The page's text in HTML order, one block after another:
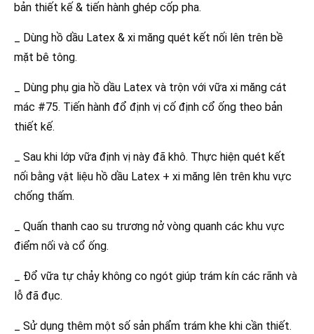
bản thiết kế & tiến hành ghép cốp pha.
_ Dùng hồ dầu Latex & xi măng quét kết nối lên trên bề
mặt bê tông.
_ Dùng phụ gia hồ dầu Latex và trộn với vữa xi măng cát
mác #75. Tiến hành đổ định vị cố định cổ ống theo bản
thiết kế.
_ Sau khi lớp vữa định vị này đã khô. Thực hiện quét kết
nối bằng vật liệu hồ dầu Latex + xi măng lên trên khu vực
chống thấm.
_ Quấn thanh cao su trương nở vòng quanh các khu vực
điểm nối và cổ ống.
_ Đổ vữa tự chảy không co ngót giúp trám kín các rãnh và
lỗ đã đục.
_ Sử dụng thêm một số sản phẩm trám khe khi cần thiết.